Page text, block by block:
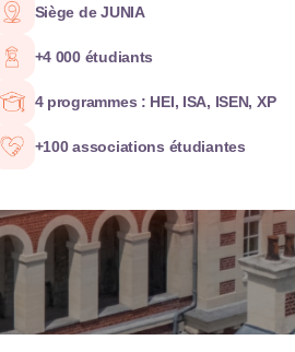
Siège de JUNIA
+4 000 étudiants
4 programmes : HEI, ISA, ISEN, XP
+100 associations étudiantes